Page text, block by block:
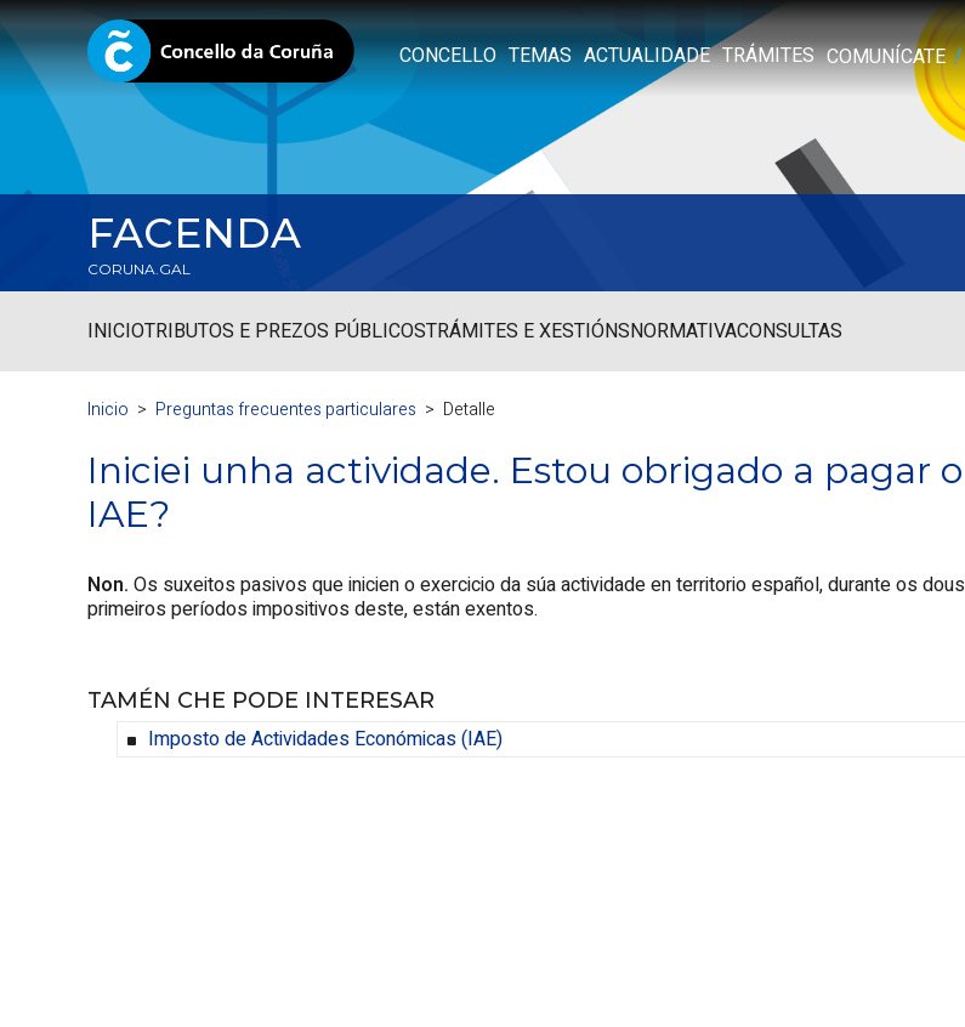
CONCELLO TEMAS ACTUALIDADE TRÁMITES COMUNÍCATE
FACENDA
CORUNA.GAL
INICIOTRIBUTOS E PREZOS PÚBLICOSTRÁMITES E XESTIÓNSNORMATIVACONSULTAS
Inicio Preguntas frecuentes particulares Detalle
Iniciei unha actividade. Estou obrigado a pagar o
IAE?
Non. Os suxeitos pasivos que inicien o exercicio da súa actividade en territorio español, durante os dous
primeiros períodos impositivos deste, están exentos.
TAMÉN CHE PODE INTERESAR
Imposto de Actividades Económicas (IAE)